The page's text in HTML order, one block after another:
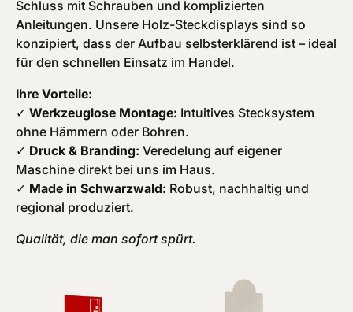
Schluss mit Schrauben und komplizierten
Anleitungen. Unsere Holz-Steckdisplays sind so
konzipiert, dass der Aufbau selbsterklärend ist – ideal
für den schnellen Einsatz im Handel.
Ihre Vorteile:
✓ Werkzeuglose Montage: Intuitives Stecksystem
ohne Hämmern oder Bohren.
✓ Druck & Branding: Veredelung auf eigener
Maschine direkt bei uns im Haus.
✓ Made in Schwarzwald: Robust, nachhaltig und
regional produziert.
Qualität, die man sofort spürt.